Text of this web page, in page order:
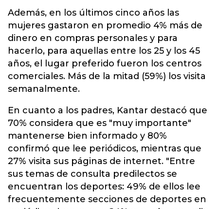
Además, en los últimos cinco años las
mujeres gastaron en promedio 4% más de
dinero en compras personales y para
hacerlo, para aquellas entre los 25 y los 45
años, el lugar preferido fueron los centros
comerciales. Más de la mitad (59%) los visita
semanalmente.
En cuanto a los padres, Kantar destacó que
70% considera que es "muy importante"
mantenerse bien informado y 80%
confirmó que lee periódicos, mientras que
27% visita sus páginas de internet. "Entre
sus temas de consulta predilectos se
encuentran los deportes: 49% de ellos lee
frecuentemente secciones de deportes en